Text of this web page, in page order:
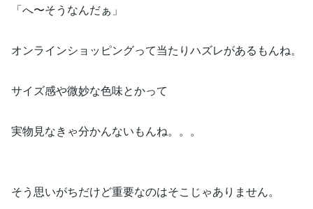
「へ〜そうなんだぁ」
オンラインショッピングって当たりハズレがあるもんね。
サイズ感や微妙な色味とかって
実物見なきゃ分かんないもんね。。。
そう思いがちだけど重要なのはそこじゃありません。